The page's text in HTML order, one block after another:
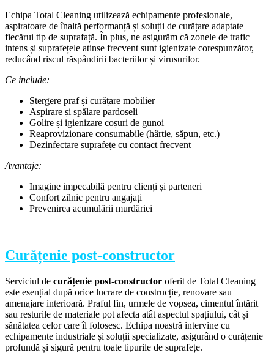
Echipa Total Cleaning utilizează echipamente profesionale,
aspiratoare de înaltă performanță și soluții de curățare adaptate
fiecărui tip de suprafață. În plus, ne asigurăm că zonele de trafic
intens și suprafețele atinse frecvent sunt igienizate corespunzător,
reducând riscul răspândirii bacteriilor și virusurilor.
Ce include:
Ștergere praf și curățare mobilier
Aspirare și spălare pardoseli
Golire și igienizare coșuri de gunoi
Reaprovizionare consumabile (hârtie, săpun, etc.)
Dezinfectare suprafețe cu contact frecvent
Avantaje:
Imagine impecabilă pentru clienți și parteneri
Confort zilnic pentru angajați
Prevenirea acumulării murdăriei
Curățenie post-constructor
Serviciul de curățenie post-constructor oferit de Total Cleaning
este esențial după orice lucrare de construcție, renovare sau
amenajare interioară. Praful fin, urmele de vopsea, cimentul întărit
sau resturile de materiale pot afecta atât aspectul spațiului, cât și
sănătatea celor care îl folosesc. Echipa noastră intervine cu
echipamente industriale și soluții specializate, asigurând o curățenie
profundă și sigură pentru toate tipurile de suprafețe.